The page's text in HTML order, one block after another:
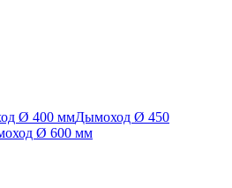
Ø 400 ммДымоход Ø 450
Ø 600 мм